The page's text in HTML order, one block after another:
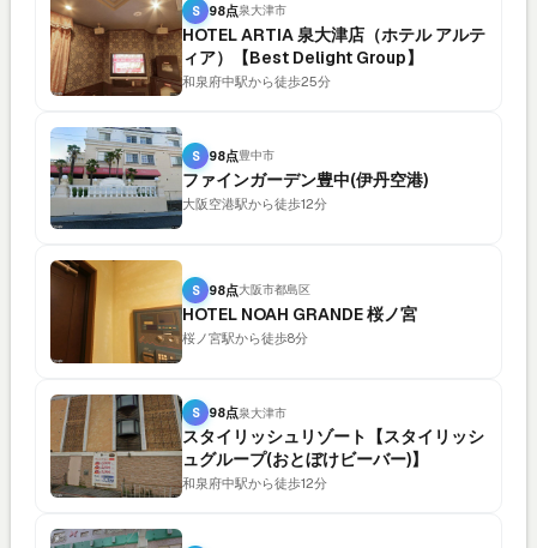
S 98点泉大津市
HOTEL ARTIA 泉大津店（ホテル アルテ
ィア）【Best Delight Group】
和泉府中駅から徒歩25分
S 98点豊中市
ファインガーデン豊中(伊丹空港)
大阪空港駅から徒歩12分
S 98点大阪市都島区
HOTEL NOAH GRANDE 桜ノ宮
桜ノ宮駅から徒歩8分
S 98点泉大津市
スタイリッシュリゾート【スタイリッシ
ュグループ(おとぼけビーバー)】
和泉府中駅から徒歩12分